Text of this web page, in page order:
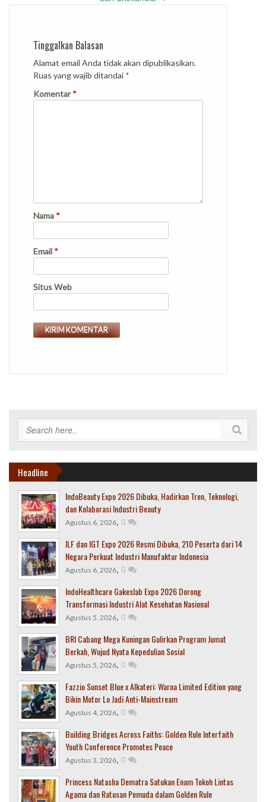
Tinggalkan Balasan
Alamat email Anda tidak akan dipublikasikan.
Ruas yang wajib ditandai *
Komentar*
Nama *
Email *
Situs Web
Headline
IndoBeauty Expo 2026 Dibuka, Hadirkan Tren, Teknologi,
dan Kolaborasi Industri Beauty
Agustus 6, 2026, 0
ILF dan IGT Expo 2026 Resmi Dibuka, 210 Peserta dari 14
Negara Perkuat Industri Manufaktur Indonesia
Agustus 6, 2026, 0
IndoHealthcare Gakeslab Expo 2026 Dorong
Transformasi Industri Alat Kesehatan Nasional
Agustus 5, 2026, 0
BRI Cabang Mega Kuningan Gulirkan Program Jumat
Berkah, Wujud Nyata Kepedulian Sosial
Agustus 5, 2026, 0
Fazzio Sunset Blue x Alkateri: Warna Limited Edition yang
Bikin Motor Lo Jadi Anti-Mainstream
Agustus 4, 2026, 0
Building Bridges Across Faiths: Golden Rule Interfaith
Youth Conference Promotes Peace
Agustus 3, 2026, 0
Princess Natasha Dematra Satukan Enam Tokoh Lintas
Agama dan Ratusan Pemuda dalam Golden Rule